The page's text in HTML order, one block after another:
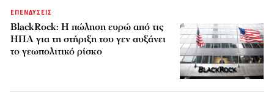
ΕΠΕΝΔΥΣΕΙΣ
BlackRock: Η πώληση ευρώ από τις
ΗΠΑ για τη στήριξη του γεν αυξάνει
το γεωπολιτικό ρίσκο